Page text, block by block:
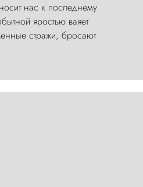
нас к последнему
яростью ваяет
стражи, бросают